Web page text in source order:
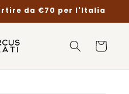
da €70 per l'Italia
Carrello